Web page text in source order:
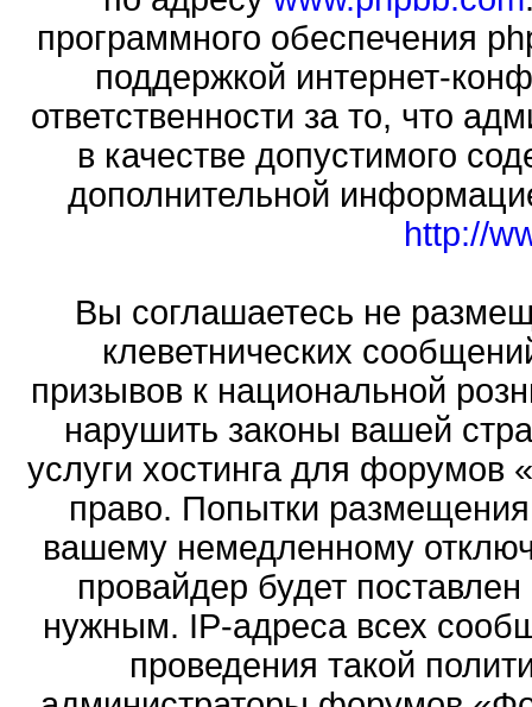
программного обеспечения
поддержкой интернет-
ответственности за то, что
в качестве допустимого
дополнительной
http://
Вы соглашаетесь не
клеветнических
призывов к национальной
нарушить законы вашей
услуги хостинга для
право. Попытки
вашему немедленному
провайдер будет
нужным. IP-адреса всех
проведения такой